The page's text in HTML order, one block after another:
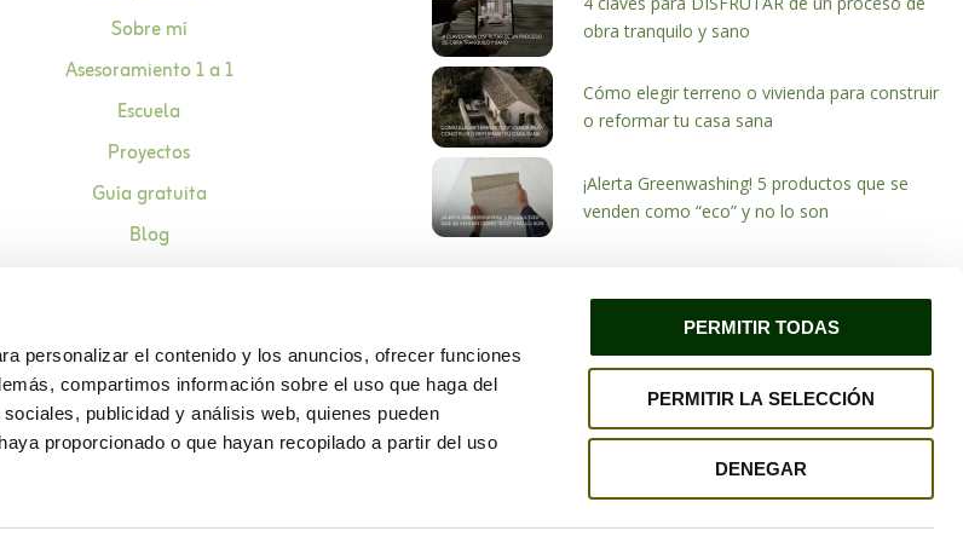
personalizar el contenido y los anuncios, ofrecer funciones
compartimos información sobre el uso que haga del
publicidad y análisis web, quienes pueden
proporcionado o que hayan recopilado a partir del uso
PERMITIR TODAS
PERMITIR LA SELECCIÓN
DENEGAR
Sobre mí
Asesoramiento 1 a 1
Escuela
Proyectos
Guía gratuita
Blog
obra tranquilo y sano
Cómo elegir terreno o vivienda para construir
o reformar tu casa sana
¡Alerta Greenwashing! 5 productos que se
venden como “eco” y no lo son
Aviso legalPolítica de privacidad Política de cookies